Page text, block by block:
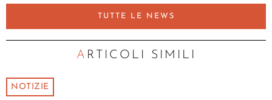
TUTTE LE NEWS
ARTICOLI SIMILI
NOTIZIE